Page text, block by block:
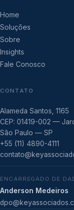
Home
Soluções
Sobre
Insights
Fale Conosco
CONTATO
Alameda Santos, 1165
CEP: 01419-002 —
São Paulo — SP
+55 (11) 4890-4111
ENCARREGADO DE
Anderson Medeiros